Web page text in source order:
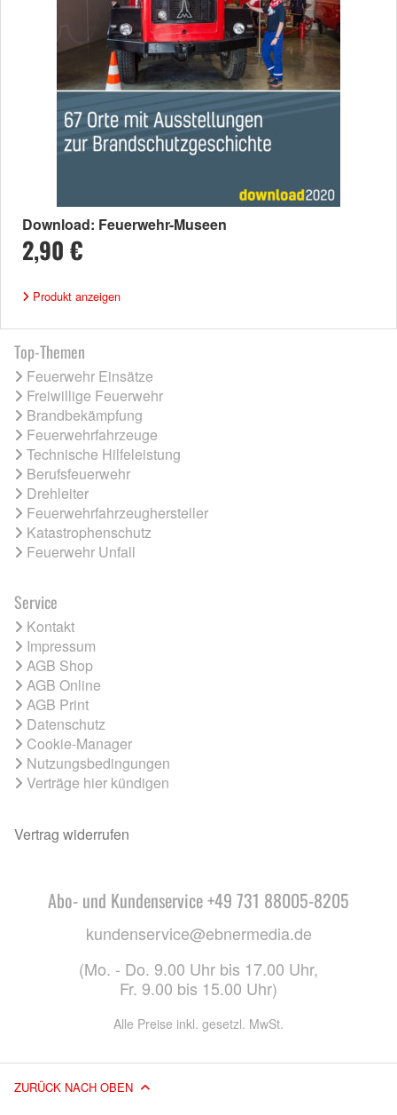
Download: Feuerwehr-Museen
2,90 €
Produkt anzeigen
Top-Themen
Feuerwehr Einsätze
Freiwillige Feuerwehr
Brandbekämpfung
Feuerwehrfahrzeuge
Technische Hilfeleistung
Berufsfeuerwehr
Drehleiter
Feuerwehrfahrzeughersteller
Katastrophenschutz
Feuerwehr Unfall
Service
Kontakt
Impressum
AGB Shop
AGB Online
AGB Print
Datenschutz
Cookie-Manager
Nutzungsbedingungen
Verträge hier kündigen
Vertrag widerrufen
Abo- und Kundenservice +49 731 88005-8205
kundenservice@ebnermedia.de
(Mo. - Do. 9.00 Uhr bis 17.00 Uhr,
Fr. 9.00 bis 15.00 Uhr)
Alle Preise inkl. gesetzl. MwSt.
ZURÜCK NACH OBEN